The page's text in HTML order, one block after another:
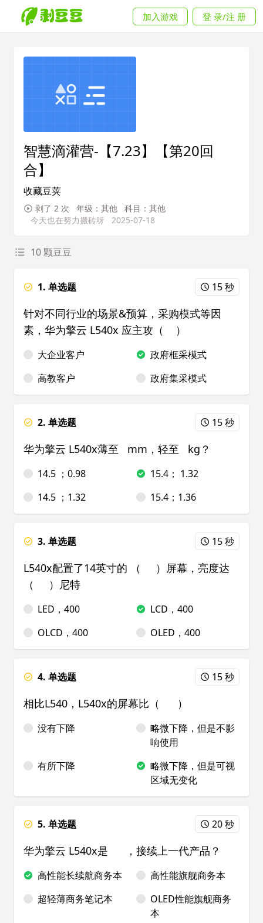
加入游戏 登 录/注 册
智慧滴灌营-【7.23】【第20回
合】
收藏豆荚
剥了 2 次 年级：其他
科目：其他
今天也在努力搬砖呀
2025-07-18
10 颗豆豆
1. 单选题 15 秒
针对不同行业的场景&预算，采购模式等因
素，华为擎云 L540x 应主攻（ ）
大企业客户
政府框采模式
高教客户
政府集采模式
2. 单选题 15 秒
华为擎云 L540x薄至 mm，轻至 kg？
14.5 ；0.98
15.4； 1.32
14.5 ；1.32
15.4；1.36
3. 单选题 15 秒
L540x配置了14英寸的 （ ）屏幕，亮度达
（ ）尼特
LED，400
LCD，400
OLCD，400
OLED，400
4. 单选题 15 秒
相比L540，L540x的屏幕比（ ）
没有下降
略微下降，但是不影
响使用
有所下降
略微下降，但是可视
区域无变化
5. 单选题 20 秒
华为擎云 L540x是 ，接续上一代产品？
高性能长续航商务本
高性能旗舰商务本
超轻薄商务笔记本
OLED性能旗舰商务
本